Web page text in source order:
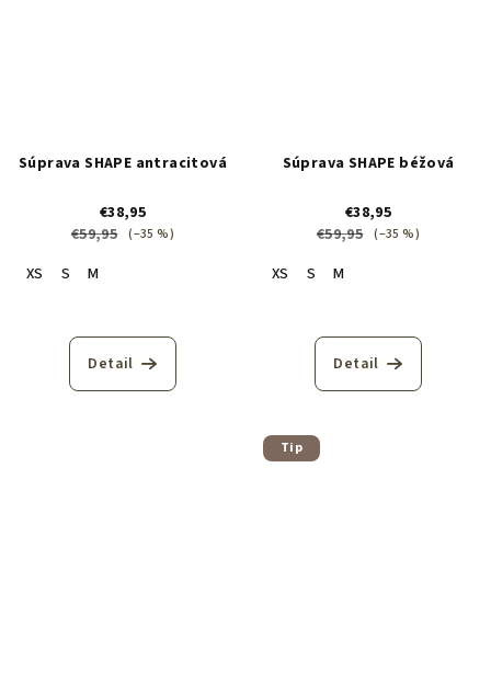
Súprava SHAPE antracitová
€38,95
€59,95 (–35 %)
XS S M
Detail
Súprava SHAPE béžová
€38,95
€59,95 (–35 %)
XS S M
Detail
Tip